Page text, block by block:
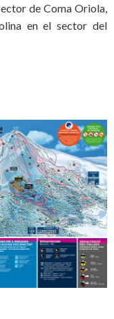
de Coma Oriola,
en el sector del